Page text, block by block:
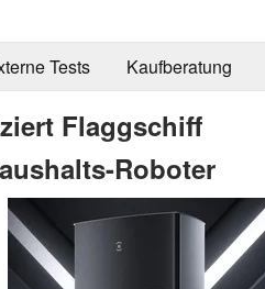
Tests Kaufberatung
Flaggschiff
Roboter